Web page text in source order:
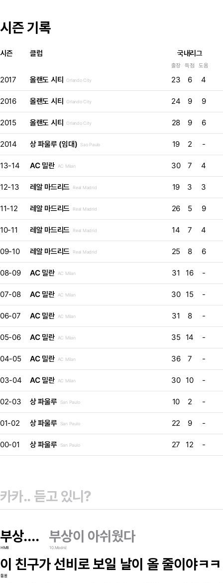
시즌 기록
시즌 클럽 국내리그
출장 득점 도움
2017 올랜도 시티 Orlando City 23 6 4
2016 올랜도 시티 Orlando City 24 9 9
2015 올랜도 시티 Orlando City 28 9 6
2014 상 파울루 (임대) Sao Paulo 19 2 -
13-14 AC 밀란 AC Milan 30 7 4
12-13 레알 마드리드 Real Madrid 19 3 3
11-12 레알 마드리드 Real Madrid 26 5 9
10-11 레알 마드리드 Real Madrid 14 7 4
09-10 레알 마드리드 Real Madrid 25 8 6
08-09 AC 밀란 AC Milan 31 16 -
07-08 AC 밀란 AC Milan 30 15 -
06-07 AC 밀란 AC Milan 31 8 -
05-06 AC 밀란 AC Milan 35 14 -
04-05 AC 밀란 AC Milan 36 7 -
03-04 AC 밀란 AC Milan 30 10 -
02-03 상 파울루 San Paulo 10 2 -
01-02 상 파울루 San Paulo 22 9 -
00-01 상 파울루 San Paulo 27 12 -
부상....
HM8
부상이 아쉬웠다
10.Modrić
이 친구가 선비로 보일 날이 올 줄이야ㅋ
돌꿀